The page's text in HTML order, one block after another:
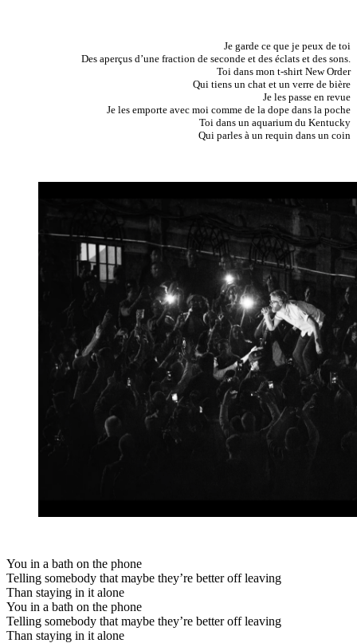
Je garde ce que je peux de toi
Des aperçus d’une fraction de seconde et des éclats et des sons.
Toi dans mon t-shirt New Order
Qui tiens un chat et un verre de bière
Je les passe en revue
Je les emporte avec moi comme de la dope dans la poche
Toi dans un aquarium du Kentucky
Qui parles à un requin dans un coin
You in a bath on the phone
Telling somebody that maybe they’re better off leaving
Than staying in it alone
You in a bath on the phone
Telling somebody that maybe they’re better off leaving
Than staying in it alone